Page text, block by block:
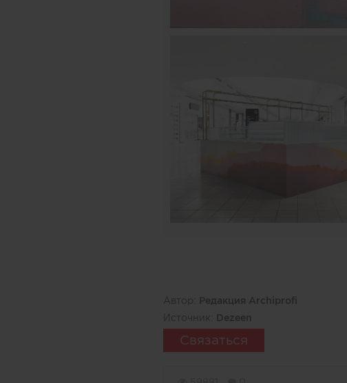
Автор: Редакция Archiprofi
Источник:
Dezeen
Связаться